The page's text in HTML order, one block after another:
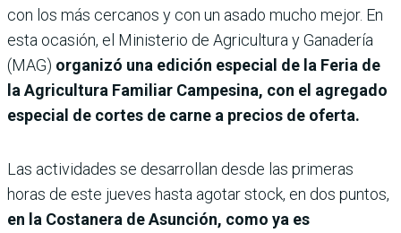
con los más cercanos y con un asado mucho mejor. En
esta ocasión, el Ministerio de Agricultura y Ganadería
(MAG) organizó una edición especial de la Feria de
la Agricultura Familiar Campesina, con el agregado
especial de cortes de carne a precios de oferta.
Las actividades se desarrollan desde las primeras
horas de este jueves hasta agotar stock, en dos puntos,
en la Costanera de Asunción, como ya es